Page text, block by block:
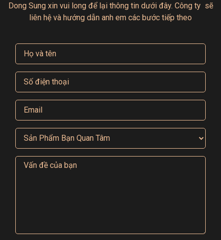
Ứng Dụng Của Két Sắt DS-220
3.1. Khách Sạn Và Resort
Két sắt DS-220 là một lựa chọn hoàn hảo cho khách
sạn, giúp bảo vệ tài sản của khách hàng như tiền bạc,
trang sức, giấy tờ quan trọng trong suốt thời gian lưu
trú. Với thiết kế nhỏ gọn, DS-220 dễ dàng lắp đặt ở
các không gian nhỏ hẹp của phòng khách sạn.
sản của bạn.
Dong Sung xin vui long để lại thông tin dưới đây. Công ty sẽ
liên hệ và hướng dẫn anh em các bước tiếp theo